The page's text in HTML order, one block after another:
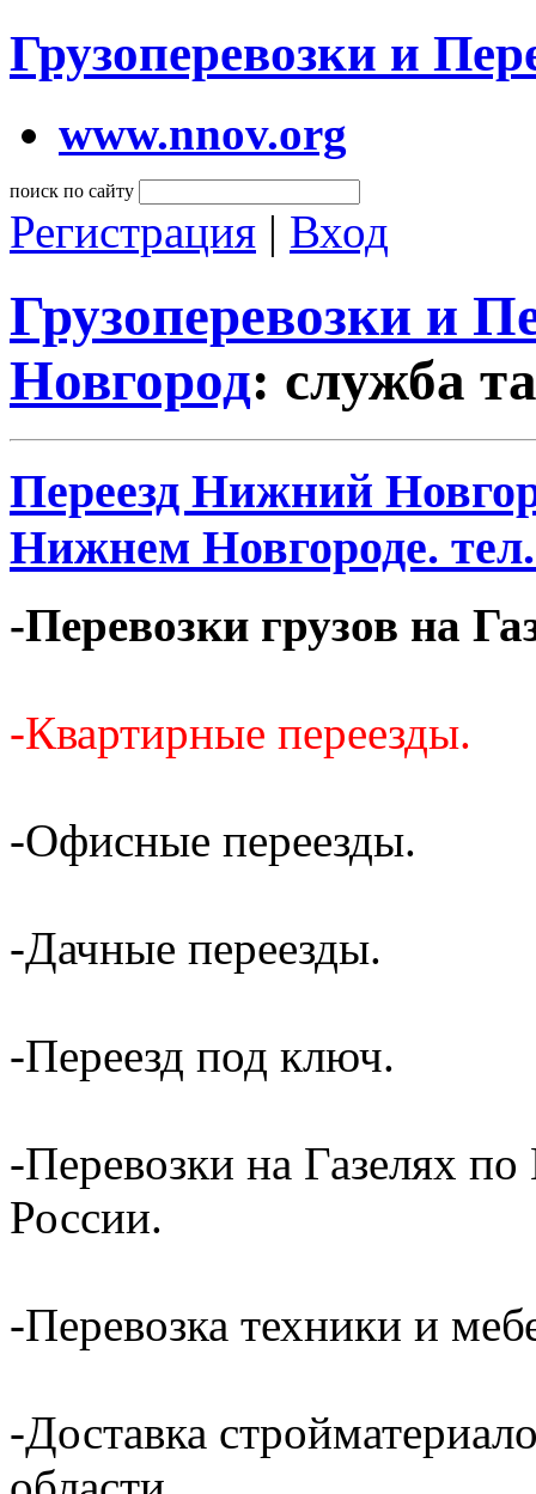
Грузоперевозки и
www.nnov.org
поиск по сайту
Регистрация | Вход
Грузоперевозки и
Новгород: служба
Переезд Нижний
Нижнем Новгороде.
-Перевозки грузов на
-Квартирные переезды.
-Офисные переезды.
-Дачные переезды.
-Переезд под ключ.
-Перевозки на Газелях
России.
-Перевозка техники и
-Доставка